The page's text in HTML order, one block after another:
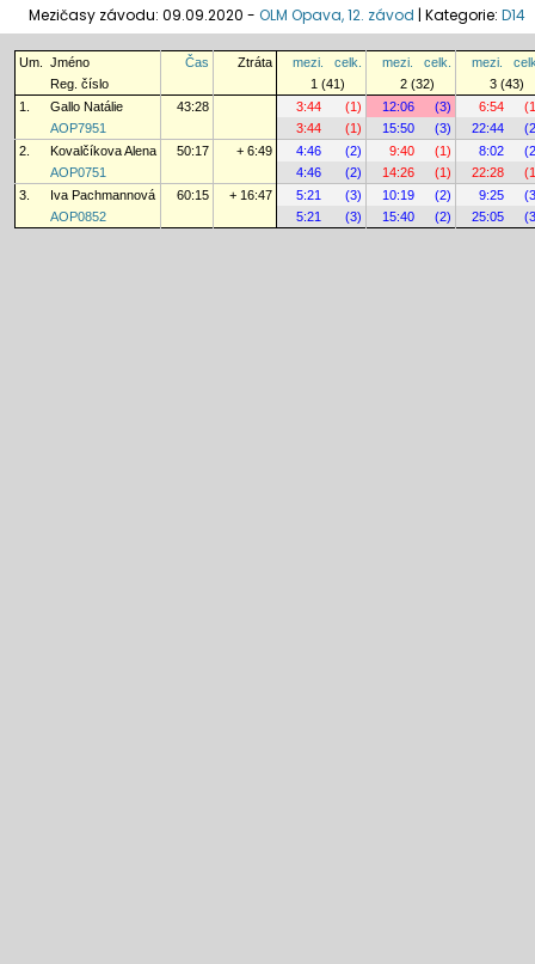
Mezičasy závodu: 09.09.2020 - OLM Opava, 12. závod | Kategorie: D14
Um. Jméno Čas Ztráta mezi. celk. mezi. celk. mezi.
Reg. číslo
1 (41) 2 (32)
3 (43)
1.
Gallo Natálie 43:28 3:44 (1) 12:06 (3) 6:54
AOP7951
3:44 (1) 15:50 (3) 22:44
2.
Kovalčíkova Alena 50:17 + 6:49 4:46 (2) 9:40 (1) 8:02
AOP0751
4:46 (2) 14:26 (1) 22:28
3.
Iva Pachmannová 60:15 + 16:47 5:21 (3) 10:19 (2) 9:25
AOP0852
5:21 (3) 15:40 (2) 25:05